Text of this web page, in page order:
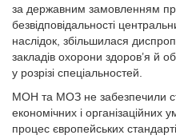
за державним замовленням
безвідповідальності
наслідок, збільшилася
закладів охорони здоров’я й
у розрізі спеціальностей.
МОН та МОЗ не забезпечили
економічних і
процес європейських